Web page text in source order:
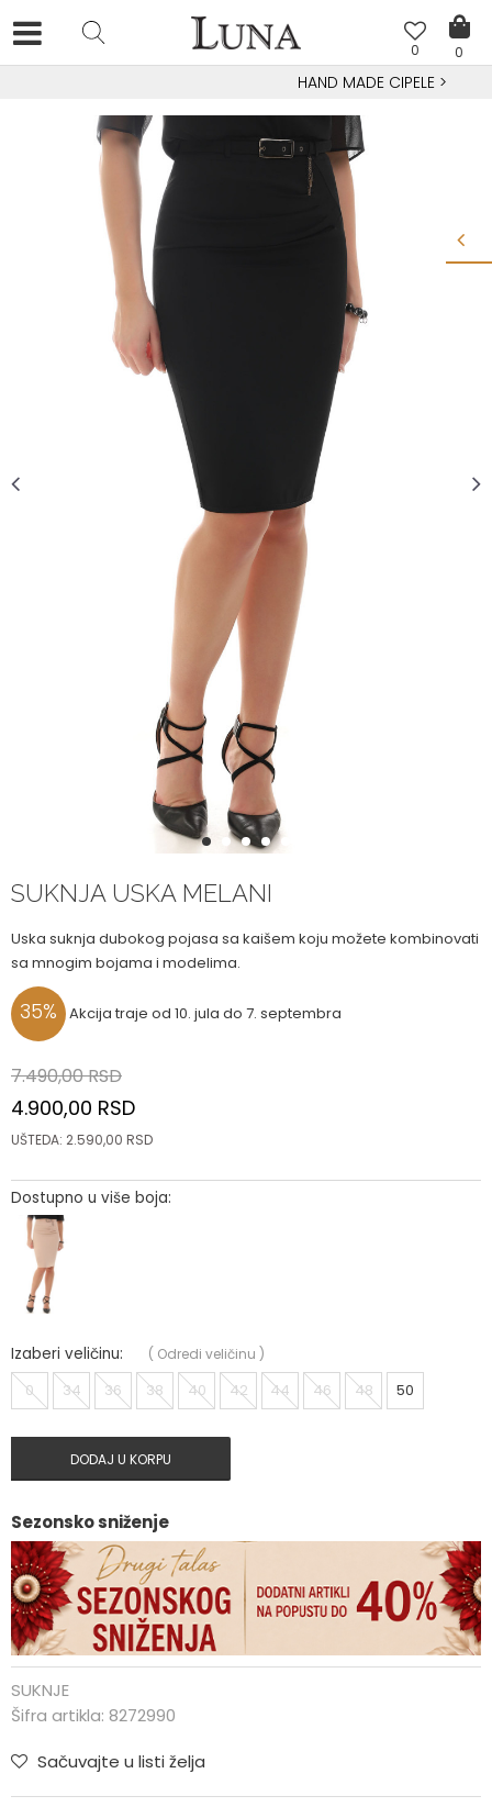
0
0
HAND MADE CIPELE>
1 2 3 4
SUKNJA USKA MELANI
Uska suknja dubokog pojasa sa kaišem koju možete kombinovati
sa mnogim bojama i modelima.
35% Akcija traje od 10. jula do 7. septembra
7.490,00RSD
4.900,00 RSD
UŠTEDA: 2.590,00 RSD
Dostupno u više boja:
Izaberi veličinu: ( Odredi veličinu )
0 34 36 38 40 42 44 46 48 50
DODAJ U KORPU
Sezonsko sniženje
SUKNJE
Šifra artikla: 8272990
Sačuvajte u listi želja